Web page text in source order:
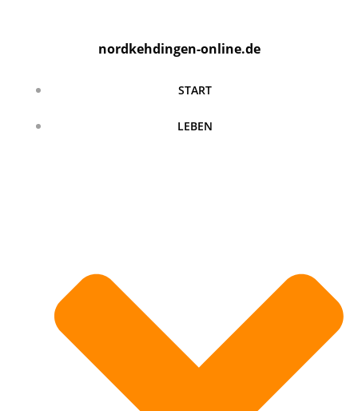
nordkehdingen-online.de
START
LEBEN